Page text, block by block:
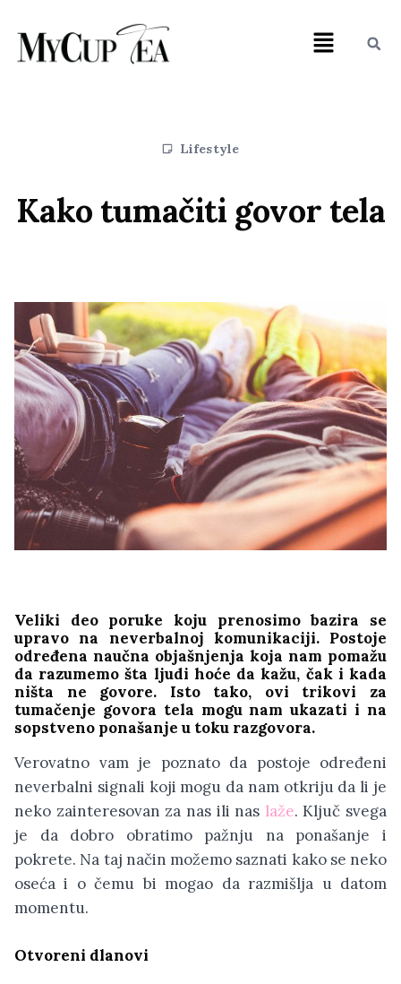
Lifestyle
Kako tumačiti govor tela
Veliki deo poruke koju prenosimo bazira se
upravo na neverbalnoj komunikaciji. Postoje
određena naučna objašnjenja koja nam pomažu
da razumemo šta ljudi hoće da kažu, čak i kada
ništa ne govore. Isto tako, ovi trikovi za
tumačenje govora tela mogu nam ukazati i na
sopstveno ponašanje u toku razgovora.
Verovatno vam je poznato da postoje određeni
neverbalni signali koji mogu da nam otkriju da li je
neko zainteresovan za nas ili nas laže. Ključ svega
je da dobro obratimo pažnju na ponašanje i
pokrete. Na taj način možemo saznati kako se neko
oseća i o čemu bi mogao da razmišlja u datom
momentu.
Otvoreni dlanovi